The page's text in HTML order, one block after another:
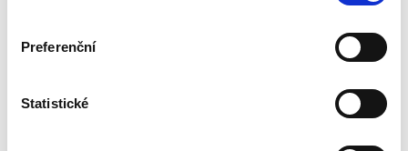
Preferenční
Statistické